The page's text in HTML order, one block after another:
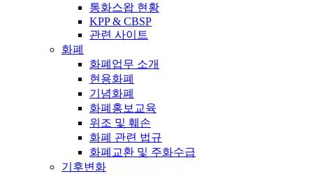
통화스왑 현황
KPP & CBSP
관련 사이트
화폐
화폐업무 소개
현용화폐
기념화폐
화폐홍보교육
위조 및 훼손
화폐 관련 법규
화폐교환 및 주화수급
기후변화